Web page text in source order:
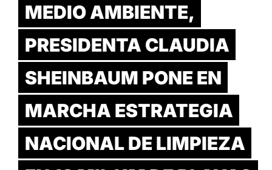
MEDIO AMBIENTE,
PRESIDENTA CLAUDIA
SHEINBAUM PONE EN
MARCHA ESTRATEGIA
NACIONAL DE LIMPIEZA